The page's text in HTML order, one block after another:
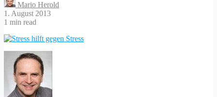
Mario Herold
1. August 2013
1 min read